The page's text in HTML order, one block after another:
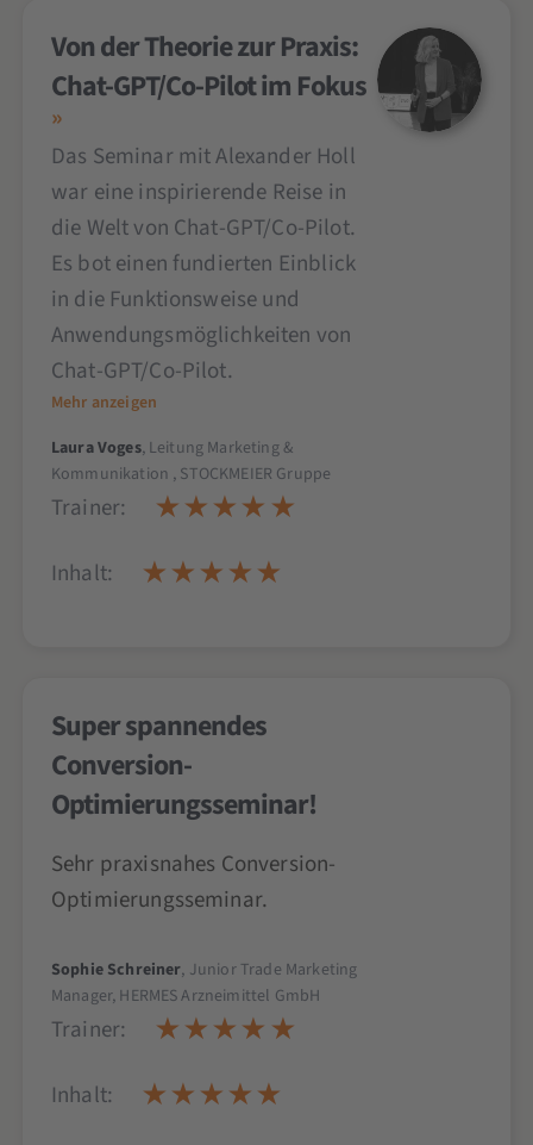
Von der Theorie zur Praxis:
Chat-GPT/Co-Pilot im Fokus
Das Seminar mit Alexander Holl
war eine inspirierende Reise in
die Welt von Chat-GPT/Co-Pilot.
Es bot einen fundierten Einblick
in die Funktionsweise und
Anwendungsmöglichkeiten von
Chat-GPT/Co-Pilot.
Mehr anzeigen
Laura Voges, Leitung Marketing &
Kommunikation , STOCKMEIER Gruppe
Trainer:
Inhalt:
Super spannendes
Conversion-
Optimierungsseminar!
Sehr praxisnahes Conversion-
Optimierungsseminar.
Sophie Schreiner, Junior Trade Marketing
Manager, HERMES Arzneimittel GmbH
Trainer:
Inhalt: